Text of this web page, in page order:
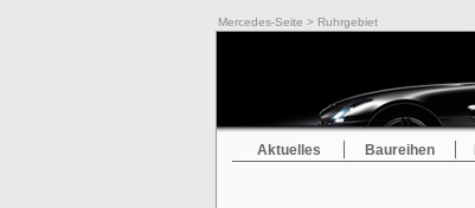
Mercedes-Seite > Ruhrgebiet
Aktuelles Baureihen